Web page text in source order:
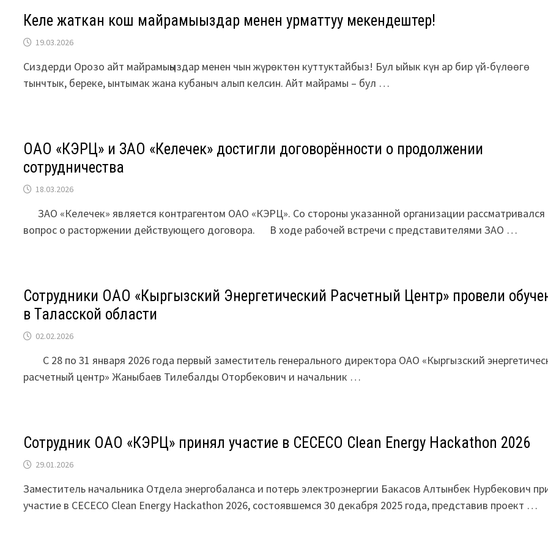
Келе жаткан кош майрамыңыздар менен урматтуу мекендештер!
19.03.2026
Сиздерди Орозо айт майрамыңыздар менен чын жүрөктөн куттуктайбыз! Бул ыйык күн ар бир үй-бүлөөгө
тынчтык, береке, ынтымак жана кубаныч алып келсин. Айт майрамы – бул …
ОАО «КЭРЦ» и ЗАО «Келечек» достигли договорённости о продолжении
сотрудничества
18.03.2026
ЗАО «Келечек» является контрагентом ОАО «КЭРЦ». Со стороны указанной организации рассматривался
вопрос о расторжении действующего договора. В ходе рабочей встречи с представителями ЗАО …
Сотрудники ОАО «Кыргызский Энергетический Расчетный Центр» провели
в Таласской области
02.02.2026
С 28 по 31 января 2026 года первый заместитель генерального директора ОАО «Кыргызский
расчетный центр» Жаныбаев Тилебалды Оторбекович и начальник …
Сотрудник ОАО «КЭРЦ» принял участие в CECECO Clean Energy Hackathon 2026
29.01.2026
Заместитель начальника Отдела энергобаланса и потерь электроэнергии Бакасов Алтынбек Нурбекович
участие в CECECO Clean Energy Hackathon 2026, состоявшемся 30 декабря 2025 года, представив проект …